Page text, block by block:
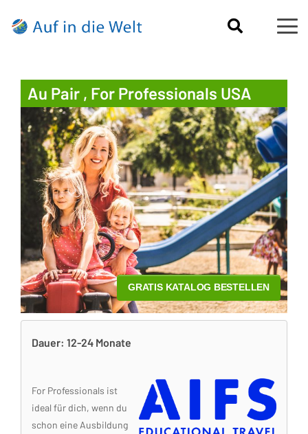
Au Pair , For Professionals USA
Dauer: 12-24 Monate
For Professionals ist
ideal für dich, wenn du
schon eine Ausbildung